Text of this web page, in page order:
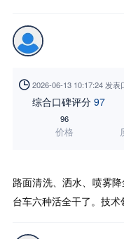
 2026-06-13 10:17:24 发表
综合口碑评分 97
96
价格
路面清洗、洒水、喷雾
台车六种活全干了。技术